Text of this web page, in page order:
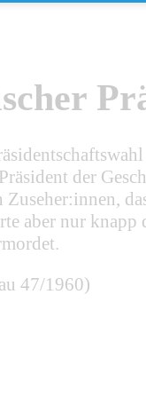
der
aber nur
47/1960)